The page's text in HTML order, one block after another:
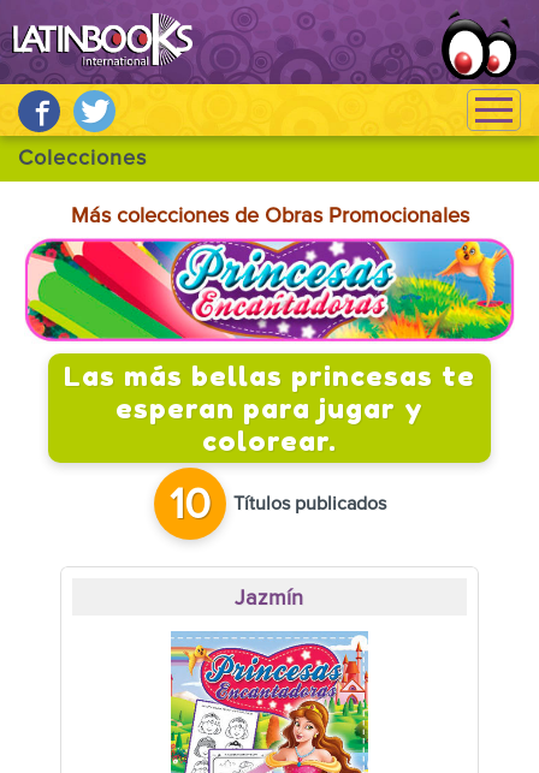
Más colecciones de Obras Promocionales
Las más bellas princesas te
esperan para jugar y
colorear.
10 Títulos publicados
Jazmín